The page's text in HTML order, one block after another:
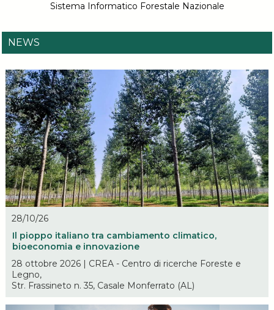
Sistema Informatico Forestale Nazionale
NEWS
28/10/26
Il pioppo italiano tra cambiamento climatico,
bioeconomia e innovazione
28 ottobre 2026 | CREA - Centro di ricerche Foreste e
Legno,
Str. Frassineto n. 35, Casale Monferrato (AL)